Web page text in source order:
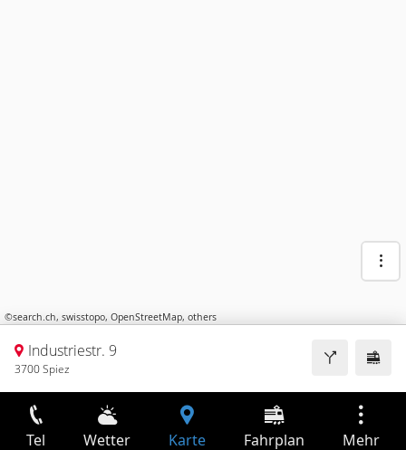
©search.ch, swisstopo, OpenStreetMap, others
Industriestr. 9
3700 Spiez
Tel Wetter Karte Fahrplan Mehr